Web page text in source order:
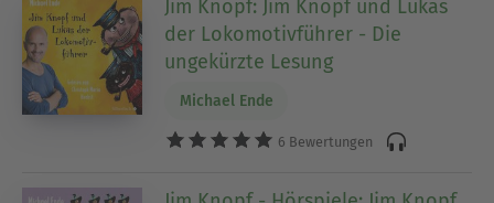
Jim Knopf: Jim Knopf und Lukas
der Lokomotivführer - Die
ungekürzte Lesung
Michael Ende
6 Bewertungen